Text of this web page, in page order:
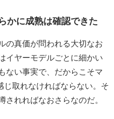
かに成熟は確認できた
の真価が問われる大切なお
イヤーモデルごとに細かい
ない事実で、だからこそマ
じ取れなければならない。そ
されればなおさらなのだ。